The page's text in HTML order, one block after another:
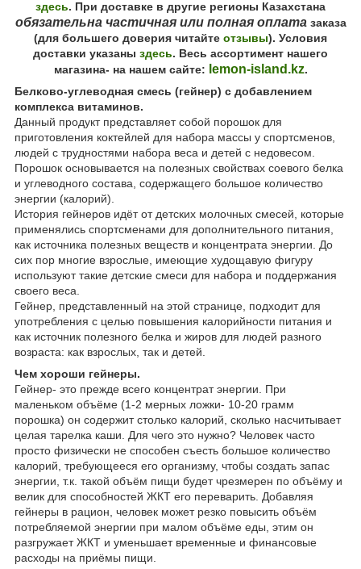
здесь. При доставке в другие регионы Казахстана
обязательна частичная или полная оплатазаказа
(для большего доверия читайте отзывы). Условия
доставки указаны здесь. Весь ассортимент нашего
магазина- на нашем сайте: lemon-island.kz.
Белково-углеводная смесь (гейнер) с добавлением
комплекса витаминов.
Данный продукт представляет собой порошок для
приготовления коктейлей для набора массы у спортсменов,
людей с трудностями набора веса и детей с недовесом.
Порошок основывается на полезных свойствах соевого белка
и углеводного состава, содержащего большое количество
энергии (калорий).
История гейнеров идёт от детских молочных смесей, которые
применялись спортсменами для дополнительного питания,
как источника полезных веществ и концентрата энергии. До
сих пор многие взрослые, имеющие худощавую фигуру
используют такие детские смеси для набора и поддержания
своего веса.
Гейнер, представленный на этой странице, подходит для
употребления с целью повышения калорийности питания и
как источник полезного белка и жиров для людей разного
возраста: как взрослых, так и детей.
Чем хороши гейнеры.
Гейнер- это прежде всего концентрат энергии. При
маленьком объёме (1-2 мерных ложки- 10-20 грамм
порошка) он содержит столько калорий, сколько насчитывает
целая тарелка каши. Для чего это нужно? Человек часто
просто физически не способен съесть большое количество
калорий, требующееся его организму, чтобы создать запас
энергии, т.к. такой объём пищи будет чрезмерен по объёму и
велик для способностей ЖКТ его переварить. Добавляя
гейнеры в рацион, человек может резко повысить объём
потребляемой энергии при малом объёме еды, этим он
разгружает ЖКТ и уменьшает временные и финансовые
расходы на приёмы пищи.